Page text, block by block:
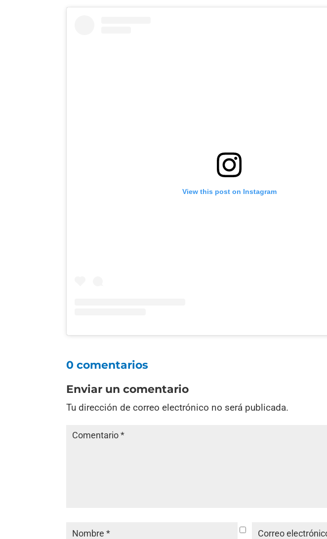
View this post on Instagram
0 comentarios
Enviar un comentario
Tu dirección de correo electrónico no será publicada.